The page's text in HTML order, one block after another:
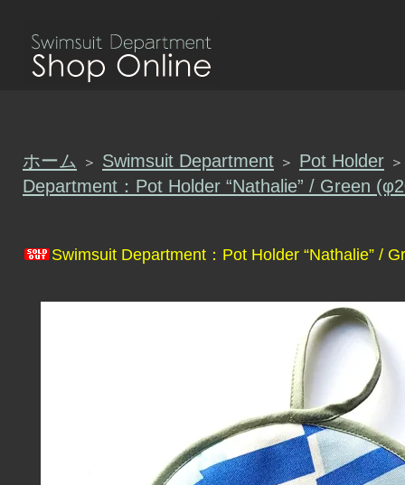
ホーム ＞ Swimsuit Department ＞ Pot Holder ＞
Department：Pot Holder “Nathalie” / Green
Swimsuit Department：Pot Holder “Nathalie” /